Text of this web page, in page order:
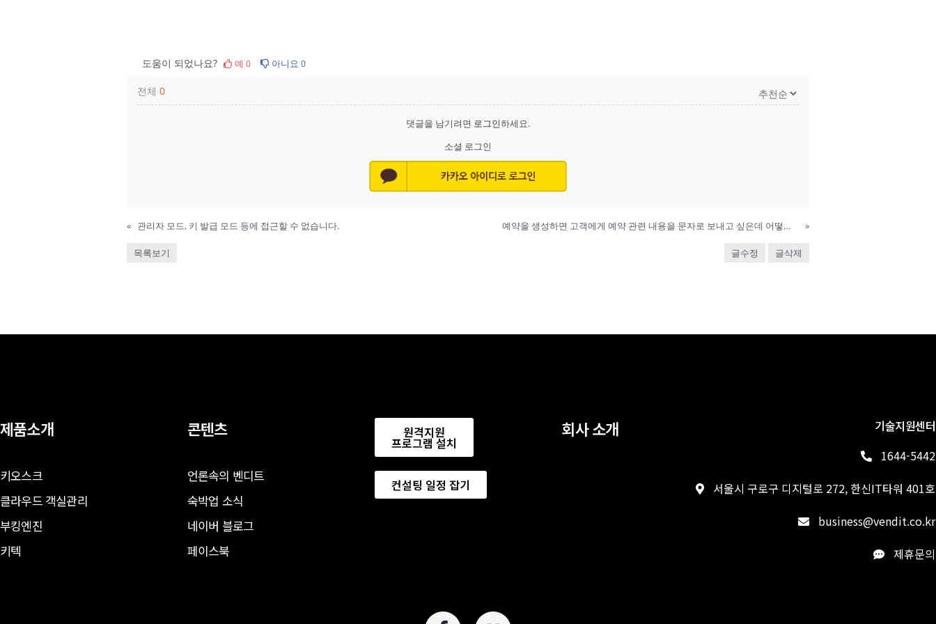
도움이 되었나요? 예 0 아니요 0
전체 0
댓글을 남기려면 로그인하세요.
소셜 로그인
« 관리자 모드, 키 발급 모드 등에 접근할 수 없습니다. 예약을 생성하면 고객에게 예약 관련 내용을 문자로 보내고 싶은데 어떻게 해야 하나요? »
목록보기 글수정 글삭제
제품소개
키오스크
클라우드 객실관리
부킹엔진
키텍
콘텐츠
언론속의 벤디트
숙박업 소식
네이버 블로그
페이스북
원격지원
프로그램 설치
컨설팅 일정 잡기
회사 소개
기술지원센터
1644-5442
서울시 구로구 디지털로 272, 한신IT타워 401호
business@vendit.co.kr
제휴문의